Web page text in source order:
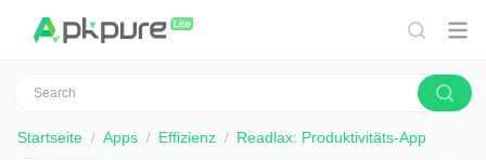
Startseite Apps Effizienz Readlax: Produktivitäts-App